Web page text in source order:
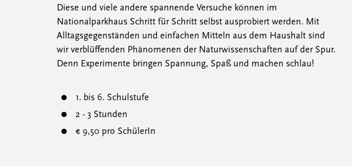
Diese und viele andere spannende Versuche können im
Nationalparkhaus Schritt für Schritt selbst ausprobiert werden. Mit
Alltagsgegenständen und einfachen Mitteln aus dem Haushalt sind
wir verblüffenden Phänomenen der Naturwissenschaften auf der Spur.
Denn Experimente bringen Spannung, Spaß und machen schlau!
1. bis 6. Schulstufe
2 - 3 Stunden
€ 9,50 pro SchülerIn